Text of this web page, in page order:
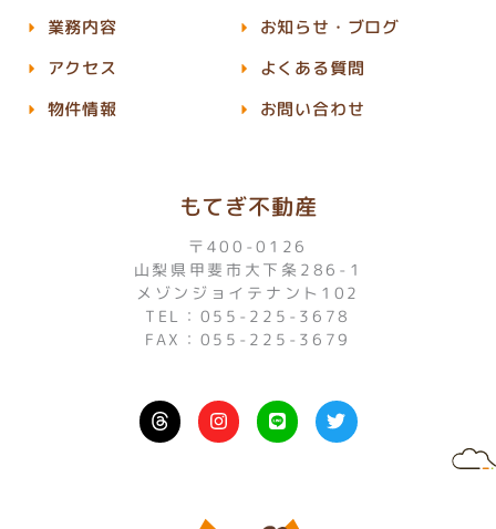
もてぎ不動産
〒400-0126
山梨県甲斐市大下条286-1
メゾンジョイテナント102
TEL：055-225-3678
FAX：055-225-3679
I
n
s
L
i
n
T
w
i
業務内容
アクセス
物件情報
お知らせ・ブログ
よくある質問
お問い合わせ